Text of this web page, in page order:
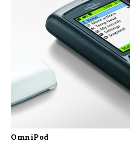
OmniPod